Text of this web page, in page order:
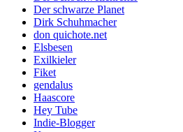
Der schwarze Planet
Dirk Schuhmacher
don quichote.net
Elsbesen
Exilkieler
Fiket
gendalus
Haascore
Hey Tube
Indie-Blogger